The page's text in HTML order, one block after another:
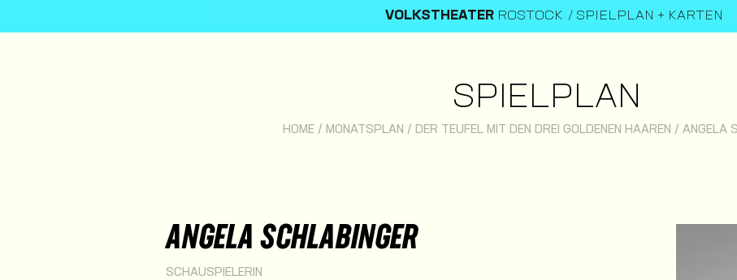
VOLKSTHEATER ROSTOCK SPIELPLAN + KARTEN
SPIELPLAN
HOME/ MONATSPLAN / DER TEUFEL MIT DEN DREI GOLDENEN HAAREN / ANGELA
ANGELA SCHLABINGER
SCHAUSPIELERIN